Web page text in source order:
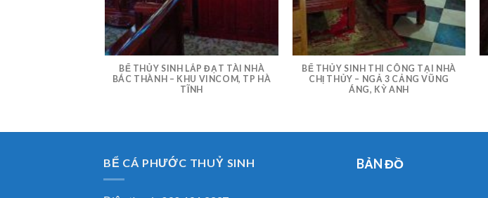
BỂ THỦY SINH LẮP ĐẠT TÀI NHÀ
BÁC THÀNH – KHU VINCOM, TP HÀ
TĨNH
BỂ THỦY SINH THI CÔNG TẠI NHÀ
CHỊ THỦY – NGẢ 3 CẢNG VŨNG
ÁNG, KỲ ANH
BỂ CÁ PHƯỚC THUỶ SINH BẢN ĐỒ